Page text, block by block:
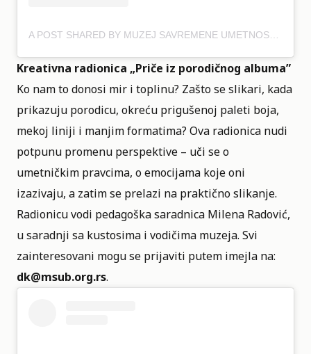
A POST SHARED BY MUZEJ SAVREMENE UMETNOSTI BGD (@MSUB_MOCAB)
Kreativna radionica „Priče iz porodičnog albuma”
Ko nam to donosi mir i toplinu? Zašto se slikari, kada
prikazuju porodicu, okreću prigušenoj paleti boja,
mekoj liniji i manjim formatima? Ova radionica nudi
potpunu promenu perspektive – uči se o
umetničkim pravcima, o emocijama koje oni
izazivaju, a zatim se prelazi na praktično slikanje.
Radionicu vodi pedagoška saradnica Milena Radović,
u saradnji sa kustosima i vodičima muzeja. Svi
zainteresovani mogu se prijaviti putem imejla na:
dk@msub.org.rs.